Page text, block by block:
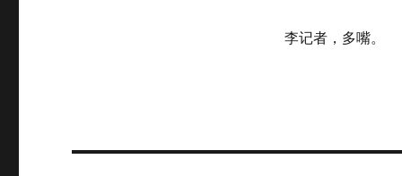
李记者，多嘴。